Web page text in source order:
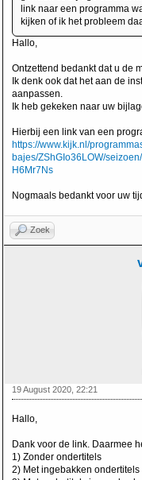
link naar een programma
kijken of ik het probleem
Hallo,
Ontzettend bedankt dat u de
Ik denk ook dat het aan de
aanpassen.
Ik heb gekeken naar uw
Hierbij een link van een
https://www.kijk.nl/
bajes/ZShGIo36LOW/
H6Mr7Ns
Nogmaals bedankt voor uw
Zoek
19 August 2020, 22:21
Hallo,
Dank voor de link. Daarmee
1) Zonder ondertitels
2) Met ingebakken ondertitels